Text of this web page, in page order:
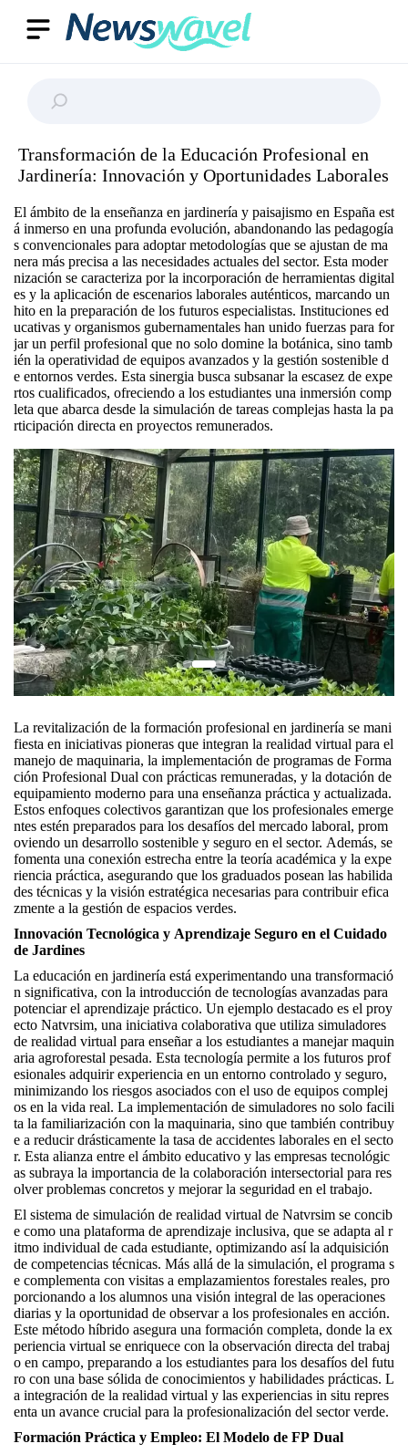
Transformación de la Educación Profesional en
Jardinería: Innovación y Oportunidades Laborales
El ámbito de la enseñanza en jardinería y paisajismo en España est
á inmerso en una profunda evolución, abandonando las pedagogía
s convencionales para adoptar metodologías que se ajustan de ma
nera más precisa a las necesidades actuales del sector. Esta moder
nización se caracteriza por la incorporación de herramientas digital
es y la aplicación de escenarios laborales auténticos, marcando un
hito en la preparación de los futuros especialistas. Instituciones ed
ucativas y organismos gubernamentales han unido fuerzas para for
jar un perfil profesional que no solo domine la botánica, sino tamb
ién la operatividad de equipos avanzados y la gestión sostenible d
e entornos verdes. Esta sinergia busca subsanar la escasez de expe
rtos cualificados, ofreciendo a los estudiantes una inmersión comp
leta que abarca desde la simulación de tareas complejas hasta la pa
rticipación directa en proyectos remunerados.
La revitalización de la formación profesional en jardinería se mani
fiesta en iniciativas pioneras que integran la realidad virtual para el
manejo de maquinaria, la implementación de programas de Forma
ción Profesional Dual con prácticas remuneradas, y la dotación de
equipamiento moderno para una enseñanza práctica y actualizada.
Estos enfoques colectivos garantizan que los profesionales emerge
ntes estén preparados para los desafíos del mercado laboral, prom
oviendo un desarrollo sostenible y seguro en el sector. Además, se
fomenta una conexión estrecha entre la teoría académica y la expe
riencia práctica, asegurando que los graduados posean las habilida
des técnicas y la visión estratégica necesarias para contribuir efica
zmente a la gestión de espacios verdes.
Innovación Tecnológica y Aprendizaje Seguro en el Cuidado
de Jardines
La educación en jardinería está experimentando una transformació
n significativa, con la introducción de tecnologías avanzadas para
potenciar el aprendizaje práctico. Un ejemplo destacado es el proy
ecto Natvrsim, una iniciativa colaborativa que utiliza simuladores
de realidad virtual para enseñar a los estudiantes a manejar maquin
aria agroforestal pesada. Esta tecnología permite a los futuros prof
esionales adquirir experiencia en un entorno controlado y seguro,
minimizando los riesgos asociados con el uso de equipos complej
os en la vida real. La implementación de simuladores no solo facili
ta la familiarización con la maquinaria, sino que también contribuy
e a reducir drásticamente la tasa de accidentes laborales en el secto
r. Esta alianza entre el ámbito educativo y las empresas tecnológic
as subraya la importancia de la colaboración intersectorial para res
olver problemas concretos y mejorar la seguridad en el trabajo.
El sistema de simulación de realidad virtual de Natvrsim se concib
e como una plataforma de aprendizaje inclusiva, que se adapta al r
itmo individual de cada estudiante, optimizando así la adquisición
de competencias técnicas. Más allá de la simulación, el programa s
e complementa con visitas a emplazamientos forestales reales, pro
porcionando a los alumnos una visión integral de las operaciones
diarias y la oportunidad de observar a los profesionales en acción.
Este método híbrido asegura una formación completa, donde la ex
periencia virtual se enriquece con la observación directa del trabaj
o en campo, preparando a los estudiantes para los desafíos del futu
ro con una base sólida de conocimientos y habilidades prácticas. L
a integración de la realidad virtual y las experiencias in situ repres
enta un avance crucial para la profesionalización del sector verde.
Formación Práctica y Empleo: El Modelo de FP Dual